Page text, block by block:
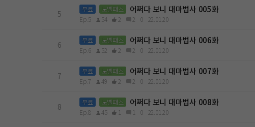
5 무료 노벨패스 어쩌다 보니 대마법사 005화
Ep.5 54 2 2 0 22.01.20
6 무료 노벨패스 어쩌다 보니 대마법사 006화
Ep.6 52 2 2 0 22.01.20
7 무료 노벨패스 어쩌다 보니 대마법사 007화
Ep.7 49 2 2 0 22.01.20
8 무료 노벨패스 어쩌다 보니 대마법사 008화
Ep.8 45 1 1 0 22.01.20